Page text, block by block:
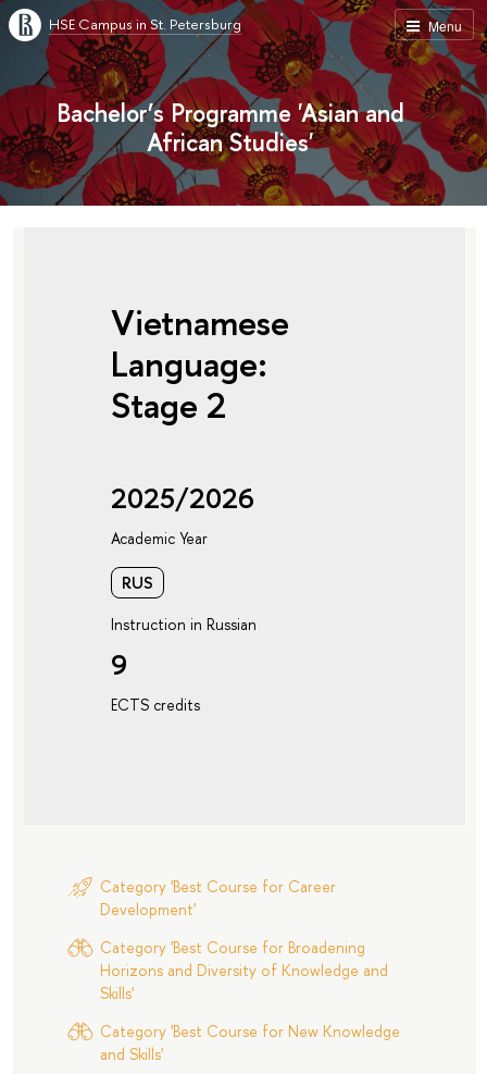
Menu
HSE Campus in St. Petersburg
Bachelor’s Programme 'Asian and
African Studies'
Vietnamese
Language:
Stage 2
2025/2026
Academic Year
RUS
Instruction in Russian
9
ECTS credits
Category 'Best Course for Career
Development'
Category 'Best Course for Broadening
Horizons and Diversity of Knowledge and
Skills'
Category 'Best Course for New Knowledge
and Skills'